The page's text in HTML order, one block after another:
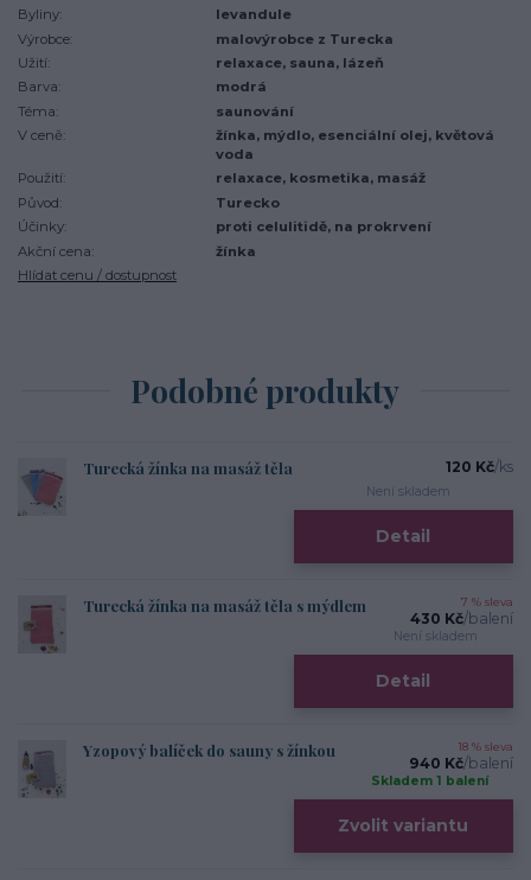
Byliny:
levandule
Výrobce:
malovýrobce z Turecka
Užití:
relaxace, sauna, lázeň
Barva:
modrá
Téma:
saunování
V ceně:
žínka, mýdlo, esenciální olej, květová
voda
Použití:
relaxace, kosmetika, masáž
Původ:
Turecko
Účinky:
proti celulitidě, na prokrvení
Akční cena:
žínka
Hlídat cenu / dostupnost
Podobné produkty
Turecká žínka na masáž těla 120 Kč/ks
Není skladem
Detail
Turecká žínka na masáž těla s mýdlem 7 % sleva
430 Kč/balení
Není skladem
Detail
Yzopový balíček do sauny s žínkou 18 % sleva
940 Kč/balení
Skladem 1 balení
Zvolit variantu